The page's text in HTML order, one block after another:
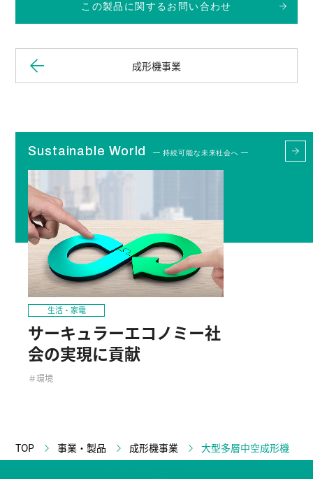
この製品に関するお問い合わせ
成形機事業
Sustainable World — 持続可能な未来社会へ —
生活・家電
サーキュラーエコノミー社
会の実現に貢献
＃環境
TOP 事業・製品 成形機事業 大型多層中空成形機